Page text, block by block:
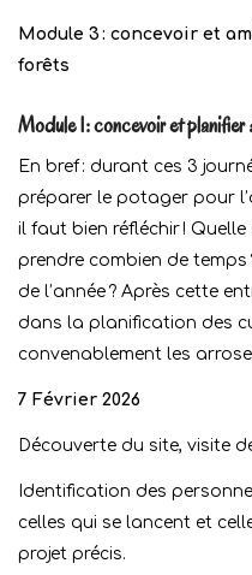
Module 3 : concevoir et
forêts
Module 1 : concevoir et
En bref : durant ces 3
préparer le potager pour
il faut bien réfléchir !
prendre combien de
de l’année ? Après cette
dans la planification des
convenablement les
7 Février 2026
Découverte du site, visite
Identification des
celles qui se lancent et
projet précis.